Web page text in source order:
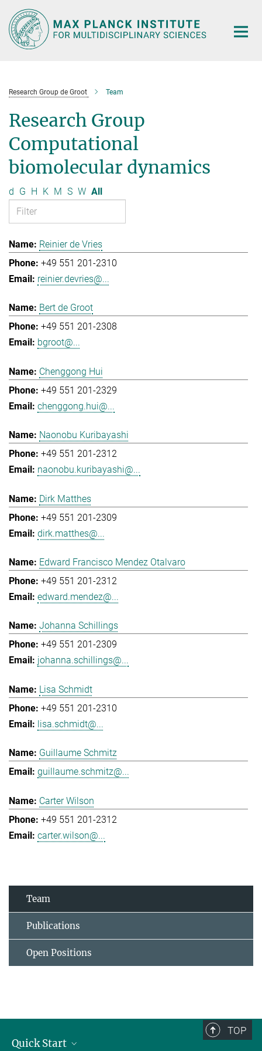
Main-
Content
Research Group de Groot Team
Research Group
Computational
biomolecular dynamics
d G H K M S W All
Reinier de Vries
+49 551 201-2310
reinier.devries@...
Bert de Groot
+49 551 201-2308
bgroot@...
Chenggong Hui
+49 551 201-2329
chenggong.hui@...
Naonobu Kuribayashi
+49 551 201-2312
naonobu.kuribayashi@...
Dirk Matthes
+49 551 201-2309
dirk.matthes@...
Edward Francisco Mendez Otalvaro
+49 551 201-2312
edward.mendez@...
Johanna Schillings
+49 551 201-2309
johanna.schillings@...
Lisa Schmidt
+49 551 201-2310
lisa.schmidt@...
Guillaume Schmitz
guillaume.schmitz@...
Carter Wilson
+49 551 201-2312
carter.wilson@...
Team
Publications
Open Positions
TOP
Quick Start